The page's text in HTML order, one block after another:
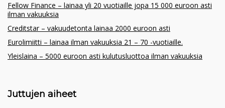
Fellow Finance – lainaa yli 20 vuotiaille jopa 15 000 euroon asti
ilman vakuuksia
Creditstar – vakuudetonta lainaa 2000 euroon asti
Eurolimiitti – lainaa ilman vakuuksia 21 – 70 -vuotiaille.
Yleislaina – 5000 euroon asti kulutusluottoa ilman vakuuksia
Juttujen aiheet